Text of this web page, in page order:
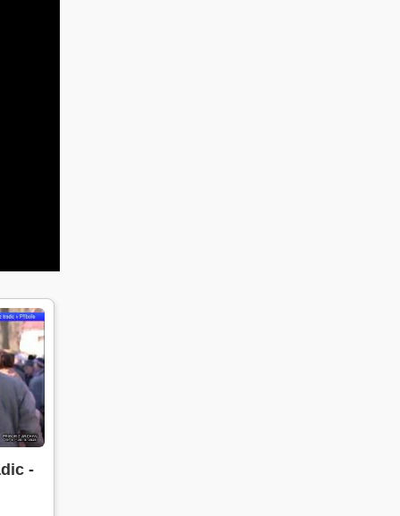
-